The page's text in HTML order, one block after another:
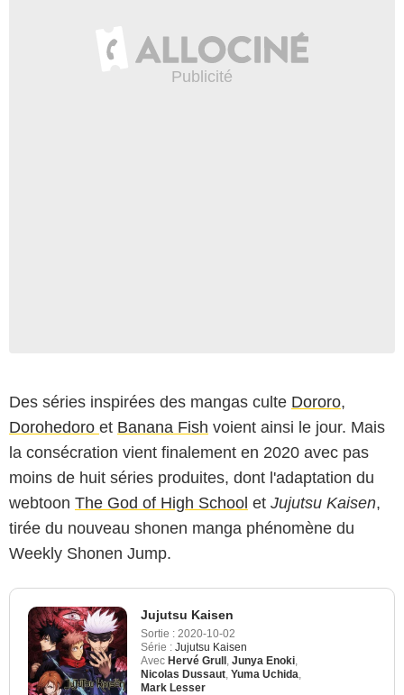
Des séries inspirées des mangas culte Dororo,
Dorohedoro et Banana Fish voient ainsi le jour. Mais
la consécration vient finalement en 2020 avec pas
moins de huit séries produites, dont l'adaptation du
webtoon The God of High School et Jujutsu Kaisen,
tirée du nouveau shonen manga phénomène du
Weekly Shonen Jump.
Jujutsu Kaisen
Sortie : 2020-10-02
Série : Jujutsu Kaisen
Avec Hervé Grull Junya Enoki
Nicolas Dussaut Yuma Uchida
Mark Lesser